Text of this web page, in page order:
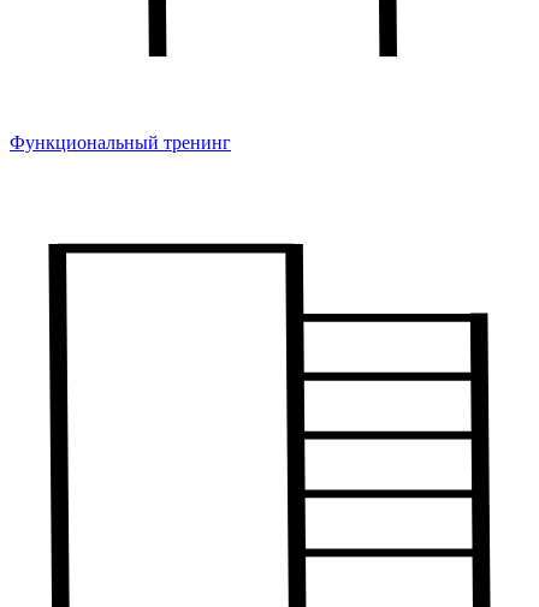
Функциональный тренинг